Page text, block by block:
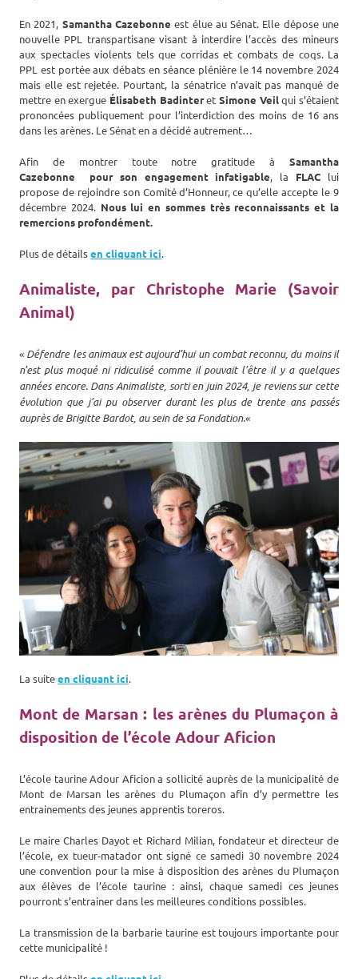
En 2021, Samantha Cazebonne est élue au Sénat. Elle dépose une
nouvelle PPL transpartisane visant à interdire l’accès des mineurs
aux spectacles violents tels que corridas et combats de coqs. La
PPL est portée aux débats en séance plénière le 14 novembre 2024
mais elle est rejetée. Pourtant, la sénatrice n’avait pas manqué de
mettre en exergue Élisabeth BadinteretSimone Veilqui s’étaient
prononcées publiquement pour l’interdiction des moins de 16 ans
dans les arènes. Le Sénat en a décidé autrement…
Afin de montrer toute notre gratitude à Samantha
Cazebonne
pour son engagement infatigable, la FLAC lui
propose de rejoindre son Comité d’Honneur, ce qu’elle accepte le 9
décembre 2024. Nous lui en sommes très reconnaissants et la
remercions profondément.
Plus de détailsen cliquant ici.
Animaliste, par Christophe Marie (Savoir
Animal)
« Défendre les animaux est aujourd’hui un combat reconnu, du moins il
n’est plus moqué ni ridiculisé comme il pouvait l’être il y a quelques
années encore. Dans Animaliste, sorti en juin 2024, je reviens sur cette
évolution que j’ai pu observer durant les plus de trente ans passés
auprès de Brigitte Bardot, au sein de sa Fondation.«
La suiteen cliquant ici.
Mont de Marsan : les arènes du Plumaçon à
disposition de l’école Adour Aficion
L’école taurine Adour Aficion a sollicité auprès de la municipalité de
Mont de Marsan les arènes du Plumaçon afin d’y permettre les
entrainements des jeunes apprentis toreros.
Le maire Charles Dayot et Richard Milian, fondateur et directeur de
l’école, ex tueur-matador ont signé ce samedi 30 novembre 2024
une convention pour la mise à disposition des arènes du Plumaçon
aux élèves de l’école taurine : ainsi, chaque samedi ces jeunes
pourront s’entrainer dans les meilleures conditions possibles.
La transmission de la barbarie taurine est toujours importante pour
cette municipalité !